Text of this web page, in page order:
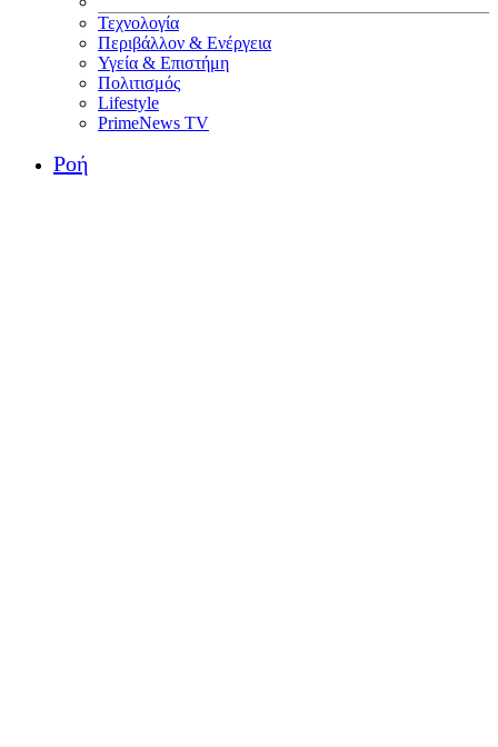
Τεχνολογία
Περιβάλλον & Ενέργεια
Υγεία & Επιστήμη
Πολιτισμός
Lifestyle
PrimeNews TV
Ροή